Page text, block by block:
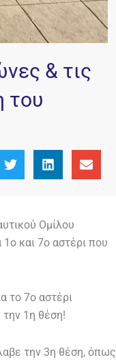
& τις
του
Ομίλου
και 7ο αστέρι που
το 7ο αστέρι
1η θέση!
την 3η θέση, όπως